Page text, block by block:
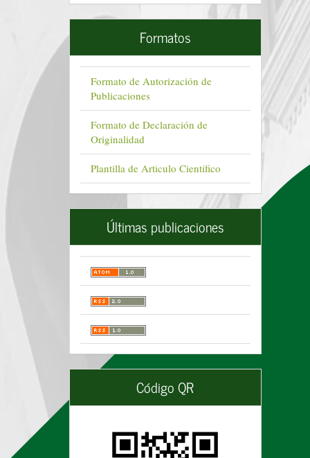
Formatos
Formato de Autorización de
Publicaciones
Formato de Declaración de
Originalidad
Plantilla de Articulo Científico
Últimas publicaciones
Código QR